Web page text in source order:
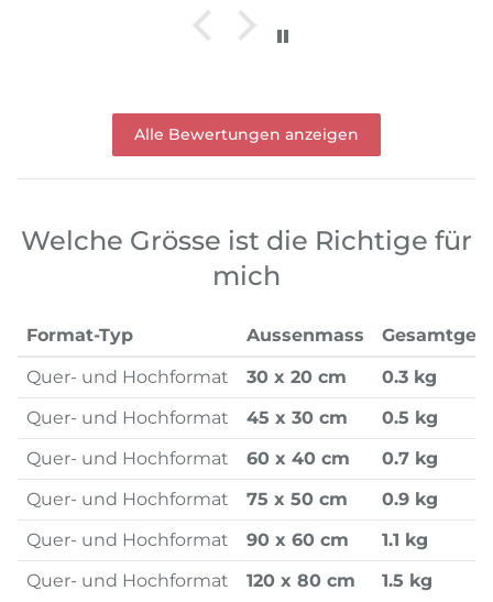
Alle Bewertungen anzeigen
Welche Grösse ist die Richtige für
mich
Format-Typ Aussenmass
Quer- und Hochformat
30 x 20 cm
0.3 kg
Quer- und Hochformat
45 x 30 cm
0.5 kg
Quer- und Hochformat
60 x 40 cm
0.7 kg
Quer- und Hochformat
75 x 50 cm
0.9 kg
Quer- und Hochformat
90 x 60 cm
1.1 kg
Quer- und Hochformat
120 x 80 cm 1.5 kg